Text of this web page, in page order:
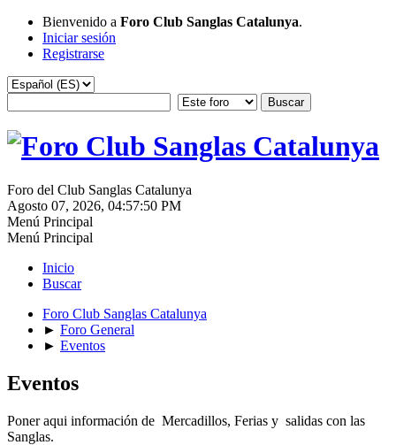
Bienvenido a Foro Club Sanglas Catalunya.
Iniciar sesión
Registrarse
Foro del Club Sanglas Catalunya
Agosto 07, 2026, 04:57:50 PM
Menú Principal
Menú Principal
Inicio
Buscar
Foro Club Sanglas Catalunya
► Foro General
► Eventos
Eventos
Poner aqui información de Mercadillos, Ferias y salidas con las
Sanglas.